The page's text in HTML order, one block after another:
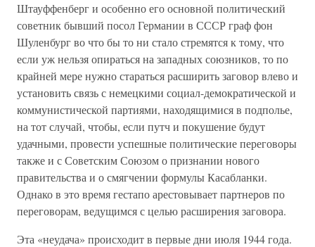
Штауффенберг и особенно его основной политический
советник бывший посол Германии в СССР граф фон
Шуленбург во что бы то ни стало стремятся к тому, что
если уж нельзя опираться на западных союзников, то по
крайней мере нужно стараться расширить заговор влево и
установить связь с немецкими социал-демократической и
коммунистической партиями, находящимися в подполье,
на тот случай, чтобы, если путч и покушение будут
удачными, провести успешные политические переговоры
также и с Советским Союзом о признании нового
правительства и о смягчении формулы Касабланки.
Однако в это время гестапо арестовывает партнеров по
переговорам, ведущимся с целью расширения заговора.
Эта «неудача» происходит в первые дни июля 1944 года.